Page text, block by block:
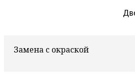
Замена с окраской